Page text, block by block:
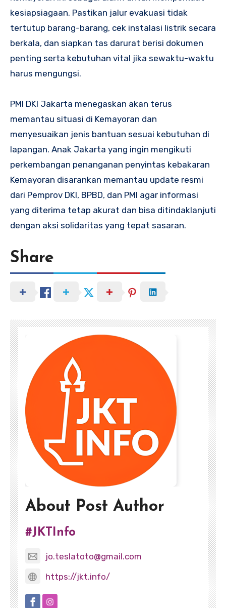
kesiapsiagaan. Pastikan jalur evakuasi tidak
tertutup barang-barang, cek instalasi listrik secara
berkala, dan siapkan tas darurat berisi dokumen
penting serta kebutuhan vital jika sewaktu-waktu
harus mengungsi.
PMI DKI Jakarta menegaskan akan terus
memantau situasi di Kemayoran dan
menyesuaikan jenis bantuan sesuai kebutuhan di
lapangan. Anak Jakarta yang ingin mengikuti
perkembangan penanganan penyintas kebakaran
Kemayoran disarankan memantau update resmi
dari Pemprov DKI, BPBD, dan PMI agar informasi
yang diterima tetap akurat dan bisa ditindaklanjuti
dengan aksi solidaritas yang tepat sasaran.
Share
About Post Author
#JKTInfo
jo.teslatoto@gmail.com
https://jkt.info/